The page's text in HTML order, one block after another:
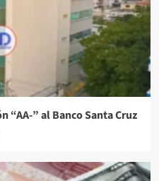
“AA-” al Banco Santa Cruz